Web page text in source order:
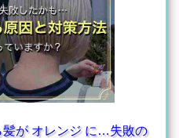
髪が オレンジ に…失敗の